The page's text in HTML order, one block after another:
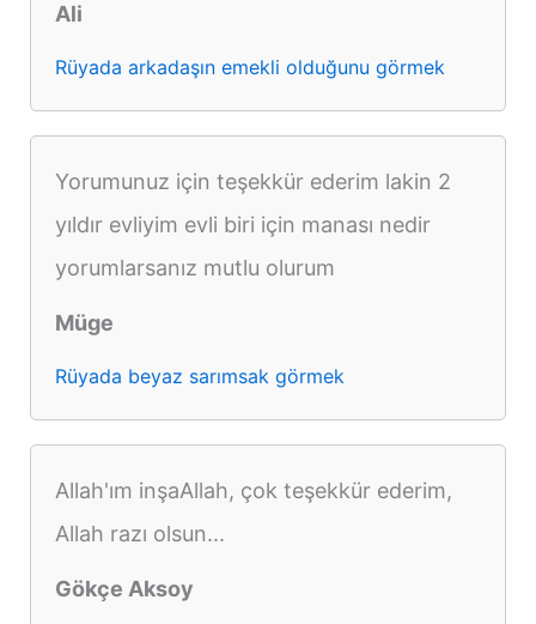
Ali
Rüyada arkadaşın emekli olduğunu görmek
Yorumunuz için teşekkür ederim lakin 2
yıldır evliyim evli biri için manası nedir
yorumlarsanız mutlu olurum
Müge
Rüyada beyaz sarımsak görmek
Allah'ım inşaAllah, çok teşekkür ederim,
Allah razı olsun...
Gökçe Aksoy